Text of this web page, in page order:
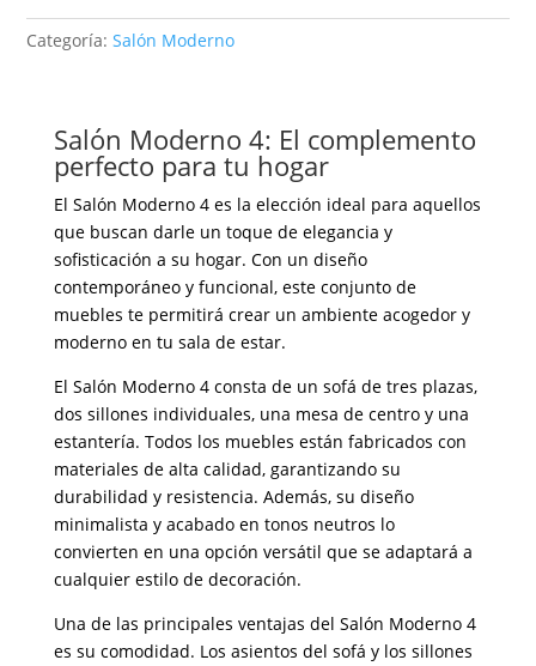
Categoría:Salón Moderno
Salón Moderno 4: El complemento
perfecto para tu hogar
El Salón Moderno 4 es la elección ideal para aquellos
que buscan darle un toque de elegancia y
sofisticación a su hogar. Con un diseño
contemporáneo y funcional, este conjunto de
muebles te permitirá crear un ambiente acogedor y
moderno en tu sala de estar.
El Salón Moderno 4 consta de un sofá de tres plazas,
dos sillones individuales, una mesa de centro y una
estantería. Todos los muebles están fabricados con
materiales de alta calidad, garantizando su
durabilidad y resistencia. Además, su diseño
minimalista y acabado en tonos neutros lo
convierten en una opción versátil que se adaptará a
cualquier estilo de decoración.
Una de las principales ventajas del Salón Moderno 4
es su comodidad. Los asientos del sofá y los sillones